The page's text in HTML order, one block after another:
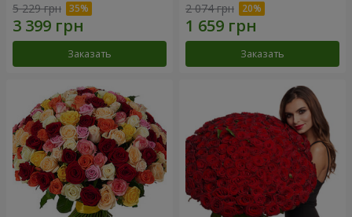
5 229 грн
Заказать
2 074 грн
Заказать